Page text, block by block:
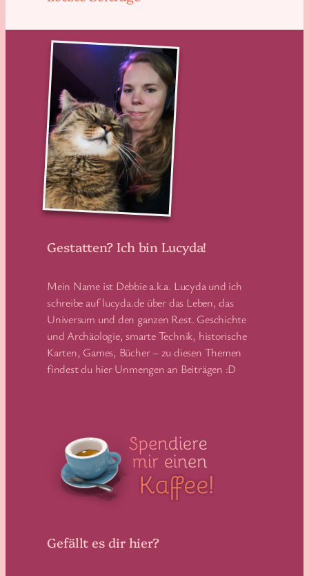
Gestatten? Ich bin Lucyda!
Mein Name ist Debbie a.k.a. Lucyda und ich
schreibe auf lucyda.de über das Leben, das
Universum und den ganzen Rest. Geschichte
und Archäologie, smarte Technik, historische
Karten, Games, Bücher – zu diesen Themen
findest du hier Unmengen an Beiträgen :D
Gefällt es dir hier?